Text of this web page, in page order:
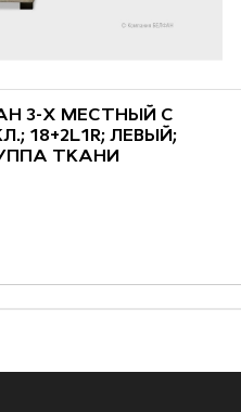
3-Х МЕСТНЫЙ С
18+2L1R; ЛЕВЫЙ;
ТКАНИ